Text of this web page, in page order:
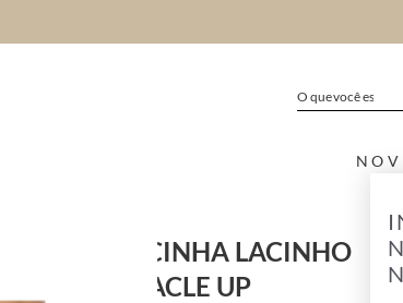
CALCINHA LACINHO
MIRACLE UP